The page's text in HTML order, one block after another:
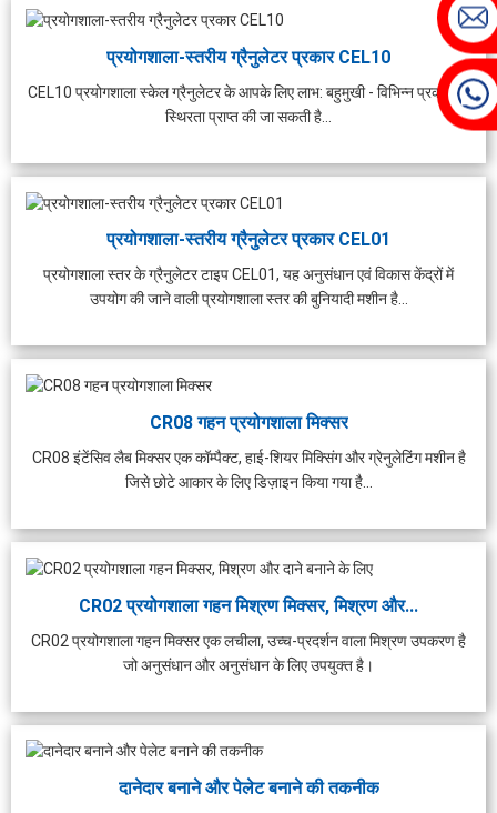
प्रयोगशाला-स्तरीय ग्रैनुलेटर प्रकार CEL10
CEL10 प्रयोगशाला स्केल ग्रैनुलेटर के आपके लिए लाभ: बहुमुखी - विभिन्न प्रकार की
स्थिरता प्राप्त की जा सकती है...
प्रयोगशाला-स्तरीय ग्रैनुलेटर प्रकार CEL01
प्रयोगशाला स्तर के ग्रैनुलेटर टाइप CEL01, यह अनुसंधान एवं विकास केंद्रों में
उपयोग की जाने वाली प्रयोगशाला स्तर की बुनियादी मशीन है...
CR08 गहन प्रयोगशाला मिक्सर
CR08 इंटेंसिव लैब मिक्सर एक कॉम्पैक्ट, हाई-शियर मिक्सिंग और ग्रेनुलेटिंग मशीन है
जिसे छोटे आकार के लिए डिज़ाइन किया गया है...
CR02 प्रयोगशाला गहन मिश्रण मिक्सर, मिश्रण और...
CR02 प्रयोगशाला गहन मिक्सर एक लचीला, उच्च-प्रदर्शन वाला मिश्रण उपकरण है
जो अनुसंधान और अनुसंधान के लिए उपयुक्त है।
दानेदार बनाने और पेलेट बनाने की तकनीक